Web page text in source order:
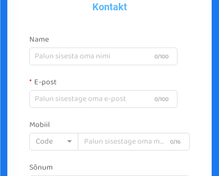
Kontakt
Name
0/100
E-post
0/100
Mobiil
Code
0/16
Sõnum